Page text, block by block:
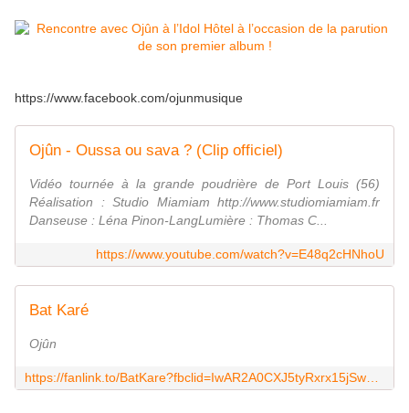
https://www.facebook.com/ojunmusique
Ojûn - Oussa ou sava ? (Clip officiel)
Vidéo tournée à la grande poudrière de Port Louis (56)
Réalisation : Studio Miamiam http://www.studiomiamiam.fr
Danseuse : Léna Pinon-LangLumière : Thomas C...
https://www.youtube.com/watch?v=E48q2cHNhoU
Bat Karé
Ojûn